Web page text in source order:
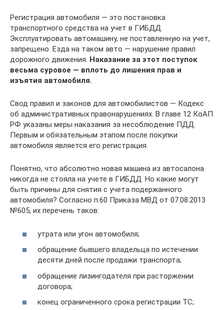
Регистрация автомобиля — это постановка
транспортного средства на учет в ГИБДД.
Эксплуатировать автомашину, не поставленную на учет,
запрещено. Езда на таком авто — нарушение правил
дорожного движения. Наказание за этот поступок
весьма суровое — вплоть до лишения прав и
изъятия автомобиля.
Свод правил и законов для автомобилистов — Кодекс
об административных правонарушениях. В главе 12 КоАП
РФ указаны меры наказания за несоблюдение ПДД.
Первым и обязательным этапом после покупки
автомобиля является его регистрация.
Понятно, что абсолютно новая машина из автосалона
никогда не стояла на учете в ГИБДД. Но какие могут
быть причины для снятия с учета подержанного
автомобиля? Согласно п.60 Приказа МВД от 07.08.2013
№605, их перечень таков:
утрата или угон автомобиля;
обращение бывшего владельца по истечении
десяти дней после продажи транспорта;
обращение лизингодателя при расторжении
договора;
конец ограниченного срока регистрации ТС;